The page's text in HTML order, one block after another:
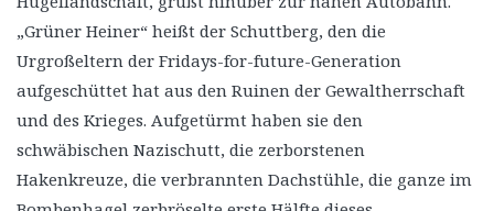
„Grüner Heiner“ heißt der Schuttberg, den die
Urgroßeltern der Fridays-for-future-Generation
aufgeschüttet hat aus den Ruinen der Gewaltherrschaft
und des Krieges. Aufgetürmt haben sie den
schwäbischen Nazischutt, die zerborstenen
Hakenkreuze, die verbrannten Dachstühle, die ganze im